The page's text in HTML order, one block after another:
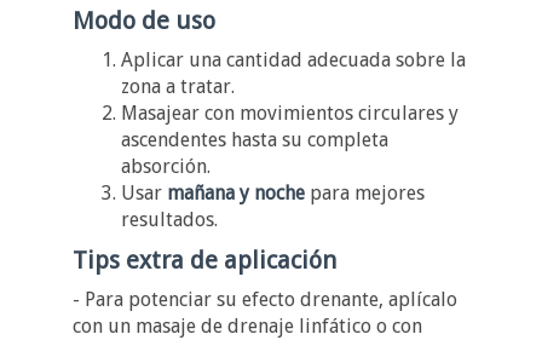
Modo de uso
Aplicar una cantidad adecuada sobre la
zona a tratar.
Masajear con movimientos circulares y
ascendentes hasta su completa
absorción.
Usar mañana y noche para mejores
resultados.
Tips extra de aplicación
- Para potenciar su efecto drenante, aplícalo
con un masaje de drenaje linfático o con